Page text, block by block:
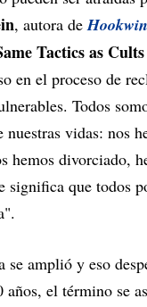
, autora de
Tactics as
en el proceso de
Todos
vidas: nos
hemos divorciado,
significa que todos
se amplió y eso
años, el término se